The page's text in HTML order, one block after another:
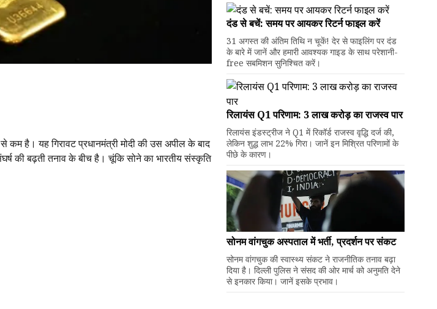
कम है। यह गिरावट प्रधानमंत्री मोदी की उस अपील के बाद
की बढ़ती तनाव के बीच है। चूंकि सोने का भारतीय संस्कृति
दंड से बचें: समय पर आयकर रिटर्न फाइल करें
31 अगस्त की अंतिम तिथि न चूकें! देर से फाइलिंग पर दंड
के बारे में जानें और हमारी आवश्यक गाइड के साथ परेशानी-
free सबमिशन सुनिश्चित करें।
रिलायंस Q1 परिणाम: ₹3 लाख करोड़ का राजस्व पार
रिलायंस इंडस्ट्रीज ने Q1 में रिकॉर्ड राजस्व वृद्धि दर्ज की,
लेकिन शुद्ध लाभ 22% गिरा। जानें इन मिश्रित परिणामों के
पीछे के कारण।
सोनम वांगचुक अस्पताल में भर्ती, प्रदर्शन पर संकट
सोनम वांगचुक की स्वास्थ्य संकट ने राजनीतिक तनाव बढ़ा
दिया है। दिल्ली पुलिस ने संसद की ओर मार्च को अनुमति देने
से इनकार किया। जानें इसके प्रभाव।